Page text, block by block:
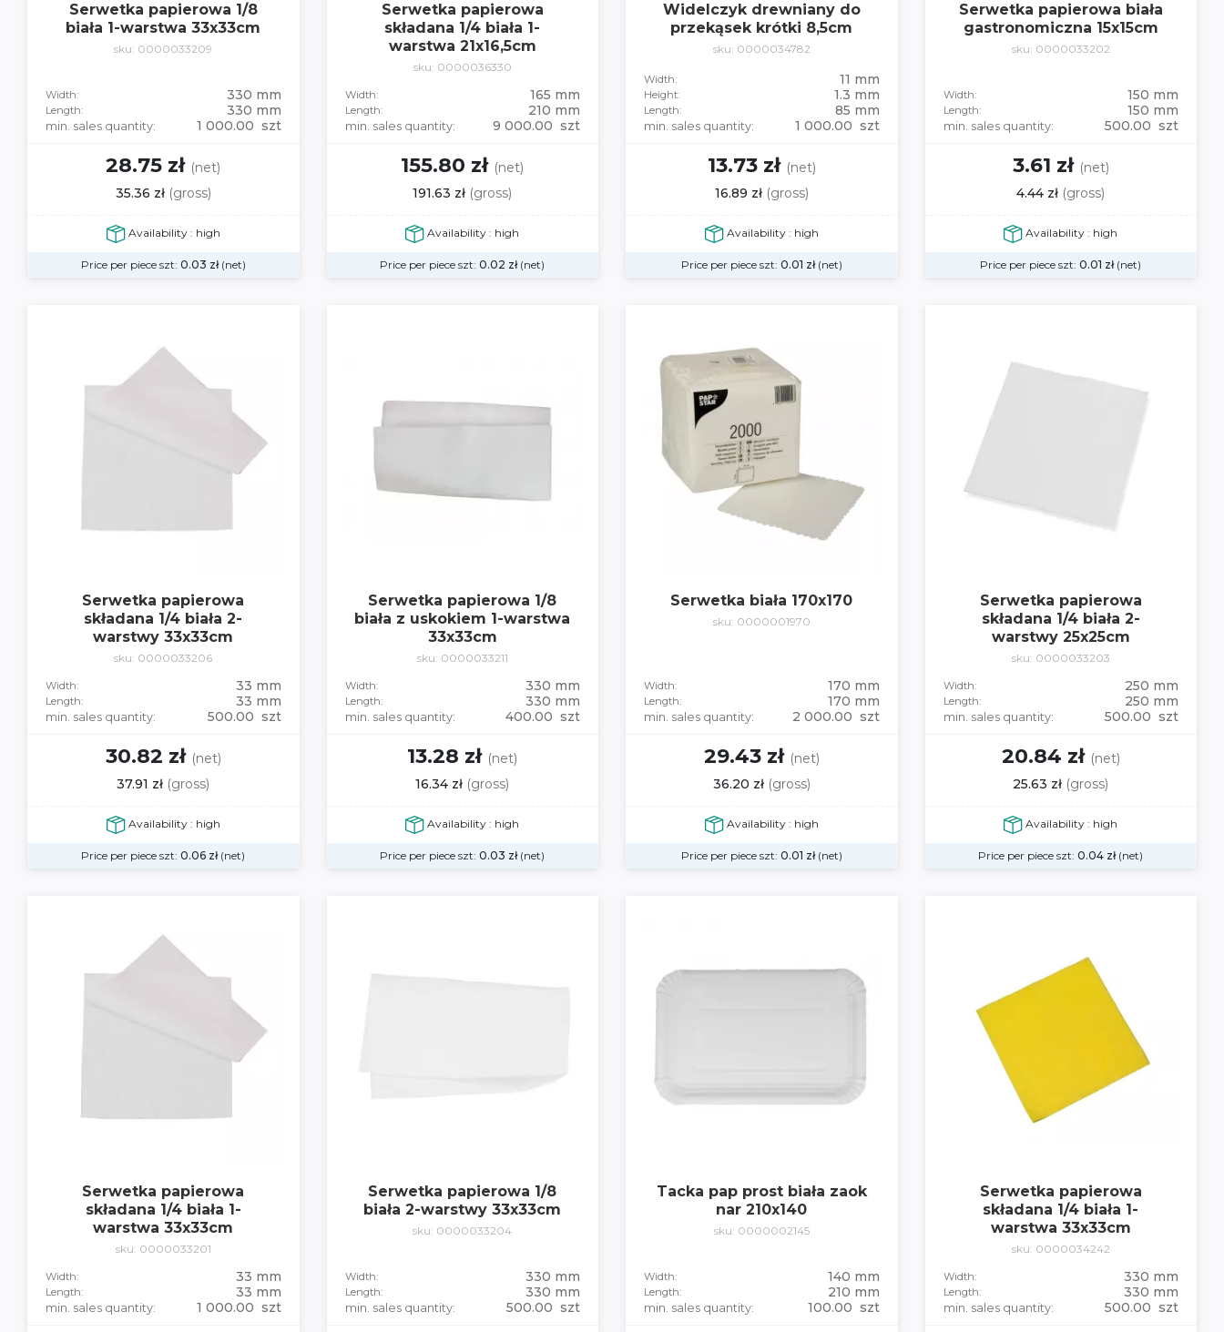
Serwetka papierowa 1/8
biała 1-warstwa 33x33cm
sku: 0000033209
Width: 330 mm
Length: 330 mm
min. sales quantity: 1 000.00 szt
28.75 zł (net)
35.36 zł (gross)
Availability : high
Price per piece szt: 0.03 zł(net)
Serwetka papierowa
składana 1/4 biała 1-
warstwa 21x16,5cm
sku: 0000036330
Width: 165 mm
Length: 210 mm
min. sales quantity: 9 000.00 szt
155.80 zł (net)
191.63 zł (gross)
Availability : high
Price per piece szt:0.02 zł(net)
Widelczyk drewniany do
przekąsek krótki 8,5cm
sku: 0000034782
Width: 11 mm
Height: 1.3 mm
Length: 85 mm
min. sales quantity: 1 000.00 szt
13.73 zł (net)
16.89 zł (gross)
Availability : high
Price per piece szt: 0.01 zł(net)
Serwetka papierowa biała
gastronomiczna 15x15cm
sku: 0000033202
Width: 150 mm
Length: 150 mm
min. sales quantity: 500.00 szt
3.61 zł (net)
4.44 zł (gross)
Availability : high
Price per piece szt:0.01 zł(net)
Serwetka papierowa
składana 1/4 biała 2-
warstwy 33x33cm
sku: 0000033206
Width: 33 mm
Length: 33 mm
min. sales quantity: 500.00 szt
30.82 zł (net)
37.91 zł (gross)
Availability : high
Price per piece szt:0.06 zł(net)
Serwetka papierowa 1/8
biała z uskokiem 1-warstwa
33x33cm
sku: 0000033211
Width: 330 mm
Length: 330 mm
min. sales quantity: 400.00 szt
13.28 zł (net)
16.34 zł (gross)
Availability : high
Price per piece szt:0.03 zł(net)
Serwetka biała 170x170
sku: 0000001970
Width: 170 mm
Length: 170 mm
min. sales quantity: 2 000.00 szt
29.43 zł (net)
36.20 zł (gross)
Availability : high
Price per piece szt: 0.01 zł(net)
Serwetka papierowa
składana 1/4 biała 2-
warstwy 25x25cm
sku: 0000033203
Width: 250 mm
Length: 250 mm
min. sales quantity: 500.00 szt
20.84 zł (net)
25.63 zł (gross)
Availability : high
Price per piece szt:0.04 zł(net)
Serwetka papierowa
składana 1/4 biała 1-
warstwa 33x33cm
sku: 0000033201
Width: 33 mm
Length: 33 mm
min. sales quantity: 1 000.00 szt
Serwetka papierowa 1/8
biała 2-warstwy 33x33cm
sku: 0000033204
Width: 330 mm
Length: 330 mm
min. sales quantity: 500.00 szt
Tacka pap prost biała zaok
nar 210x140
sku: 0000002145
Width: 140 mm
Length: 210 mm
min. sales quantity: 100.00 szt
Serwetka papierowa
składana 1/4 biała 1-
warstwa 33x33cm
sku: 0000034242
Width: 330 mm
Length: 330 mm
min. sales quantity: 500.00 szt